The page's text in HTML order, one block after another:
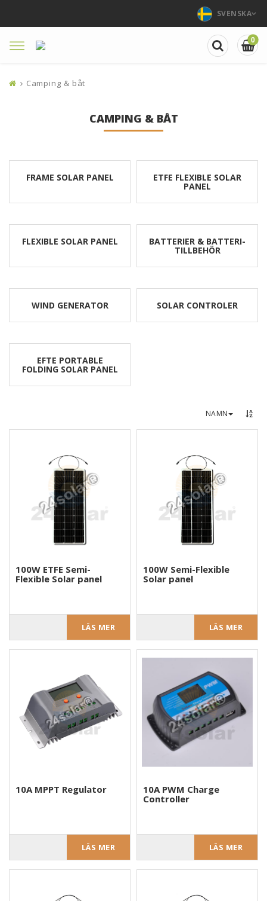
SVENSKA
Toggle
0
Camping & båt
CAMPING & BÅT
FRAME SOLAR PANEL ETFE FLEXIBLE SOLAR
PANEL
FLEXIBLE SOLAR PANEL BATTERIER & B­A­T­T­E­R­I­
T­I­L­L­B­E­H­Ö­R
WIND GENERATOR SOLAR CONTROLER
EFTE PORTABLE
FOLDING SOLAR PANEL
NAMN
100W ETFE Semi-
Flexible Solar panel
LÄS MER
100W Semi-Flexible
Solar panel
LÄS MER
10A MPPT Regulator
LÄS MER
10A PWM Charge
Controller
LÄS MER